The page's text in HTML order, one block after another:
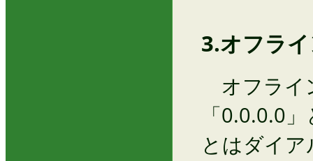
3.オフラ
オフライ
「0.0.0.0
とはダイ